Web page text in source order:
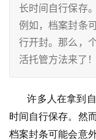
长时间自行保存
例如，档案封条
行开封。那么，
活托管方法来了！
许多人在拿到自
时间自行保存。然
档案封条可能会意